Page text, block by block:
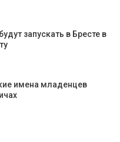
запускать в Бресте в
имена младенцев